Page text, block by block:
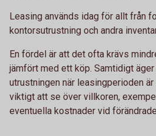
Leasing används idag för allt från
kontorsutrustning och andra
En fördel är att det ofta krävs
jämfört med ett köp. Samtidigt
utrustningen när leasingperioden
viktigt att se över villkoren,
eventuella kostnader vid